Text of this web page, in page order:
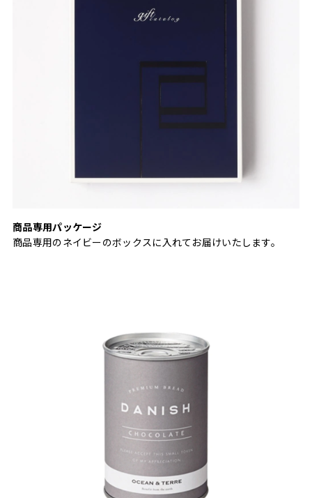
商品専用パッケージ
商品専用のネイビーのボックスに入れてお届けいたします。